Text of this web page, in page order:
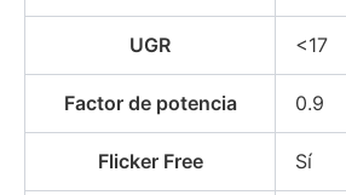
UGR <17
Factor de potencia 0.9
Flicker Free Sí